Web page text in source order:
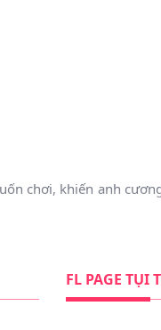
chơi, khiến anh
FL PAGE TỤI